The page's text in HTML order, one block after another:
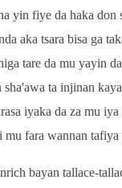
yin fiye da haka don
aka tsara bisa ga
tare da mu yayin
ta injinan
iyaka da za mu
mu fara wannan
bayan tallace-